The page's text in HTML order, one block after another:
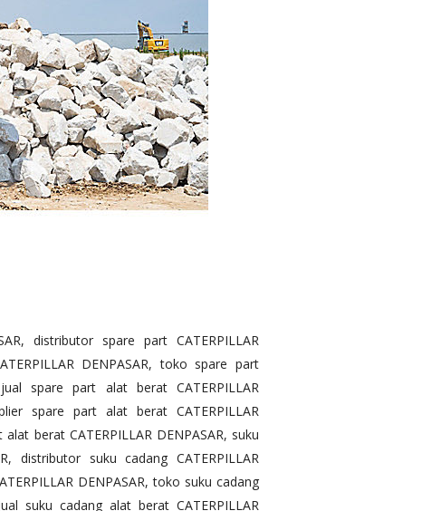
distributor spare part CATERPILLAR
DENPASAR, toko spare part
jual spare part alat berat CATERPILLAR
spare part alat berat CATERPILLAR
berat CATERPILLAR DENPASAR, suku
distributor suku cadang CATERPILLAR
DENPASAR, toko suku cadang
suku cadang alat berat CATERPILLAR